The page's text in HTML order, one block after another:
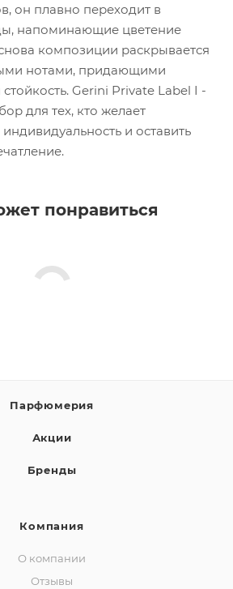
он плавно переходит в
напоминающие цветение
композиции раскрывается
нотами, придающими
Gerini Private Label I -
для тех, кто желает
и оставить
понравиться
Парфюмерия
Акции
Бренды
Компания
О компании
Отзывы